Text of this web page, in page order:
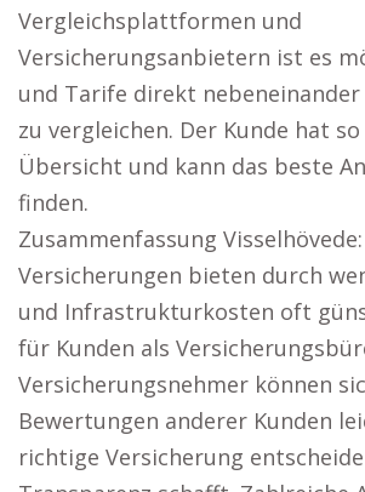
Vergleichsplattformen und
Versicherungsanbietern ist es
und Tarife direkt nebeneinander
zu vergleichen. Der Kunde hat
Übersicht und kann das beste
finden.
Zusammenfassung
Versicherungen bieten durch
und Infrastrukturkosten oft
für Kunden als
Versicherungsnehmer können
Bewertungen anderer Kunden
richtige Versicherung